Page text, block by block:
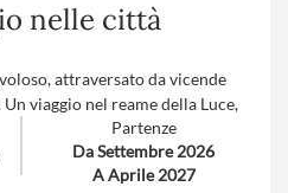
nelle città
attraversato da vicende
viaggio nel reame della Luce,
pietre di città antiche, tra
intenso della sua gente.
affascinante e magnetico..
Partenze
Da Settembre 2026
A Aprile 2027